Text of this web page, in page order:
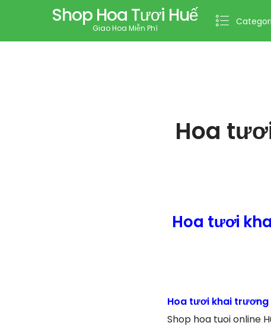
Shop Hoa Tươi Huế
Giao Hoa Miễn Phí
Hoa
Hoa tươi
Hoa tươi khai trương
Shop hoa tuoi online